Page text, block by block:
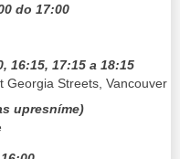
do 17:00
16:15, 17:15 a 18:15
Georgia Streets, Vancouver
upresníme)